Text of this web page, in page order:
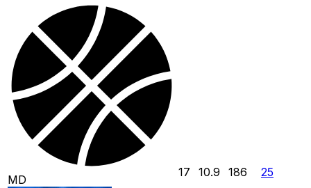
MD
17 10.9 186 25